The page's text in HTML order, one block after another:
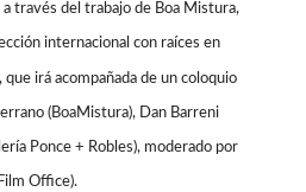
través del trabajo de Boa Mistura,
internacional con raíces en
irá acompañada de un coloquio
(BoaMistura), Dan Barreni
Ponce + Robles), moderado por
Office).